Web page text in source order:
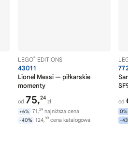
LEGO® EDITIONS
43011
Lionel Messi — piłkarskie
momenty
od 75,24
zł
+6% 71,29 najniższa cena
-40% 124,99 cena katalogowa
od
0%
-